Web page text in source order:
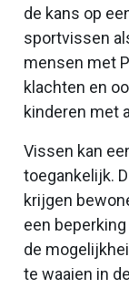
de kans op
sportvissen
mensen met
klachten en
kinderen met
Vissen kan
toegankelijk.
krijgen
een
de
te waaien in